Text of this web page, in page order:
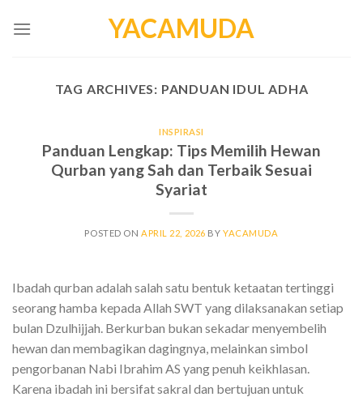
YACAMUDA
TAG ARCHIVES: PANDUAN IDUL ADHA
INSPIRASI
Panduan Lengkap: Tips Memilih Hewan
Qurban yang Sah dan Terbaik Sesuai
Syariat
POSTED ON APRIL 22, 2026 BYYACAMUDA
Ibadah qurban adalah salah satu bentuk ketaatan tertinggi
seorang hamba kepada Allah SWT yang dilaksanakan setiap
bulan Dzulhijjah. Berkurban bukan sekadar menyembelih
hewan dan membagikan dagingnya, melainkan simbol
pengorbanan Nabi Ibrahim AS yang penuh keikhlasan.
Karena ibadah ini bersifat sakral dan bertujuan untuk